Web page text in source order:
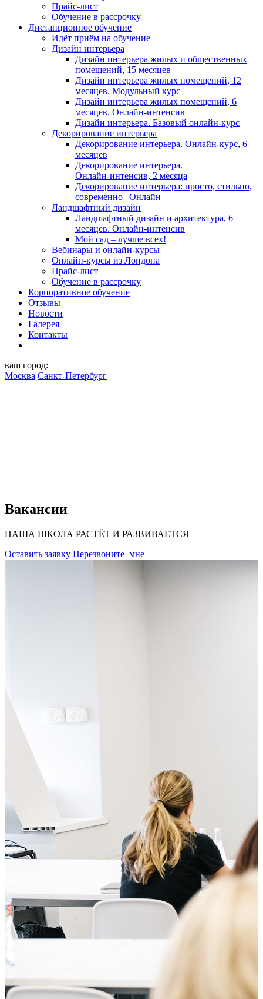
Прайс-лист
Обучение в рассрочку
Дистанционное обучение
Идёт приём на обучение
Дизайн интерьера
Дизайн интерьера жилых и общественных
помещений, 15 месяцев
Дизайн интерьера жилых помещений, 12
месяцев. Модульный курс
Дизайн интерьера жилых помещений, 6
месяцев. Онлайн-интенсив
Дизайн интерьера. Базовый онлайн‑курс
Декорирование интерьера
Декорирование интерьера. Онлайн-курс, 6
месяцев
Декорирование интерьера.
Онлайн‑интенсив, 2 месяца
Декорирование интерьера: просто, стильно,
современно | Онлайн
Ландшафтный дизайн
Ландшафтный дизайн и архитектура, 6
месяцев. Онлайн-интенсив
Мой сад – лучше всех!
Вебинары и онлайн-курсы
Онлайн-курсы из Лондона
Прайс-лист
Обучение в рассрочку
Корпоративное обучение
Отзывы
Новости
Галерея
Контакты
ваш город:
Москва Санкт-Петербург
Вакансии
НАША ШКОЛА РАСТЁТ И РАЗВИВАЕТСЯ
Оставить заявку Перезвоните мне